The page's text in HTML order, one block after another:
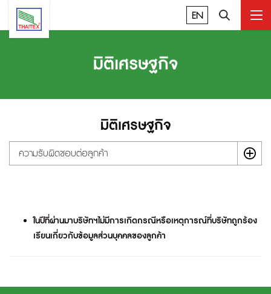
EN
มิติเศรษฐกิจ
มิติเศรษฐกิจ
ความรับผิดชอบต่อลูกค้า
ในปีที่ผ่านมาบริษัทฯไม่มีการเกิดกรณีหรือเหตุการณ์ที่บริษัทถูกร้อง
เรียนเกี่ยวกับข้อมูลส่วนบุคคลของลูกค้า